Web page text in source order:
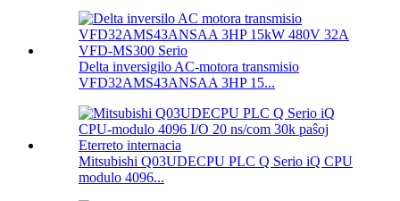
Delta inversigilo AC-motora transmisio
VFD32AMS43ANSAA 3HP 15...
Mitsubishi Q03UDECPU PLC Q Serio iQ CPU
modulo 4096...